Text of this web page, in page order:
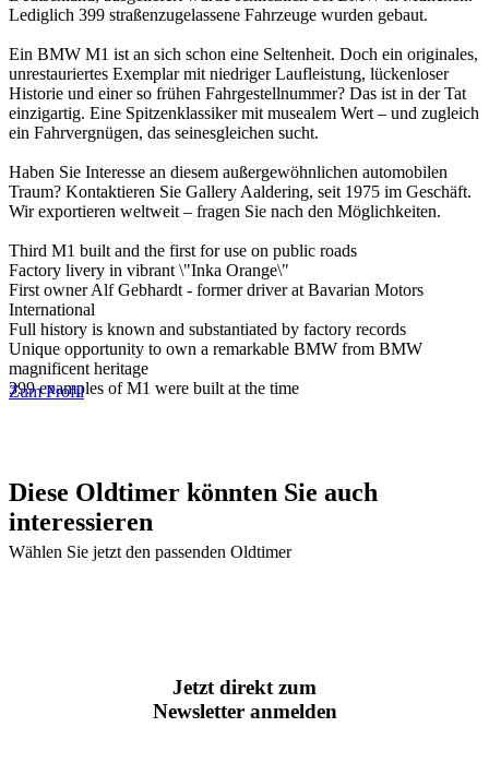
Lediglich 399 straßenzugelassene Fahrzeuge wurden gebaut.
Ein BMW M1 ist an sich schon eine Seltenheit. Doch ein originales,
unrestauriertes Exemplar mit niedriger Laufleistung, lückenloser
Historie und einer so frühen Fahrgestellnummer? Das ist in der Tat
einzigartig. Eine Spitzenklassiker mit musealem Wert – und zugleich
ein Fahrvergnügen, das seinesgleichen sucht.
Haben Sie Interesse an diesem außergewöhnlichen automobilen
Traum? Kontaktieren Sie Gallery Aaldering, seit 1975 im Geschäft.
Wir exportieren weltweit – fragen Sie nach den Möglichkeiten.
Third M1 built and the first for use on public roads
Factory livery in vibrant \"Inka Orange\"
First owner Alf Gebhardt - former driver at Bavarian Motors
International
Full history is known and substantiated by factory records
Unique opportunity to own a remarkable BMW from BMW
magnificent heritage
399 examples of M1 were built at the time
Zum Profil
Diese Oldtimer könnten Sie auch
interessieren
Wählen Sie jetzt den passenden Oldtimer
Jetzt direkt zum
Newsletter anmelden